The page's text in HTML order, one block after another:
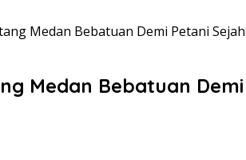
Medan Bebatuan Demi Petani
Medan Bebatuan